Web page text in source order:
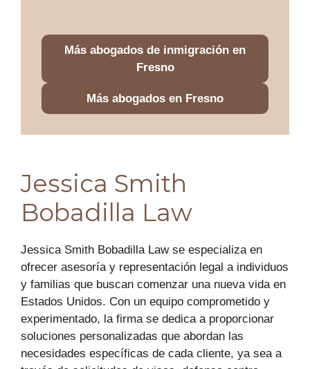
Más abogados de inmigración en
Fresno
Más abogados en Fresno
Jessica Smith
Bobadilla Law
Jessica Smith Bobadilla Law se especializa en
ofrecer asesoría y representación legal a individuos
y familias que buscan comenzar una nueva vida en
Estados Unidos. Con un equipo comprometido y
experimentado, la firma se dedica a proporcionar
soluciones personalizadas que abordan las
necesidades específicas de cada cliente, ya sea a